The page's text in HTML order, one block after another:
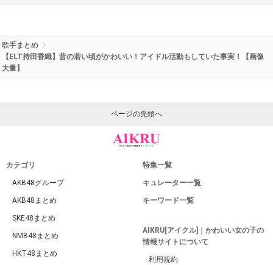
歌手まとめ
【ELT持田香織】昔の若い頃がかわいい！アイドル活動もしていた事実！【画像
大量】
ページの先頭へ
カテゴリ
AKB48グループ
AKB48まとめ
SKE48まとめ
NMB48まとめ
HKT48まとめ
特集一覧
キュレーター一覧
キーワード一覧
AIKRU[アイクル]｜かわいい女の子の
情報サイトについて
利用規約